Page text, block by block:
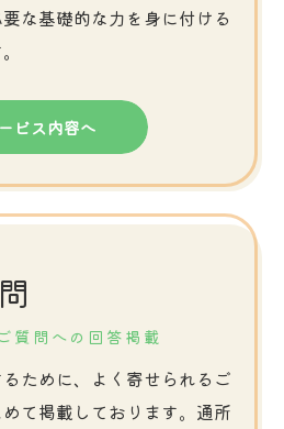
な基礎的な力を身に付ける
ビス内容へ
質問への回答掲載
ために、よく寄せられるご
て掲載しております。通所